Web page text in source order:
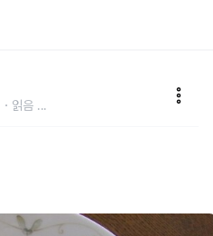
읽음 ...